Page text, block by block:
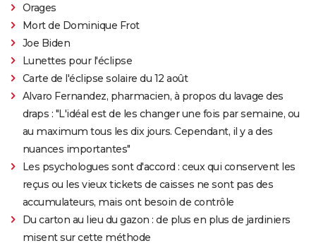
Orages
Mort de Dominique Frot
Joe Biden
Lunettes pour l'éclipse
Carte de l'éclipse solaire du 12 août
Alvaro Fernandez, pharmacien, à propos du lavage des
draps : "L'idéal est de les changer une fois par semaine, ou
au maximum tous les dix jours. Cependant, il y a des
nuances importantes"
Les psychologues sont d'accord : ceux qui conservent les
reçus ou les vieux tickets de caisses ne sont pas des
accumulateurs, mais ont besoin de contrôle
Du carton au lieu du gazon : de plus en plus de jardiniers
misent sur cette méthode